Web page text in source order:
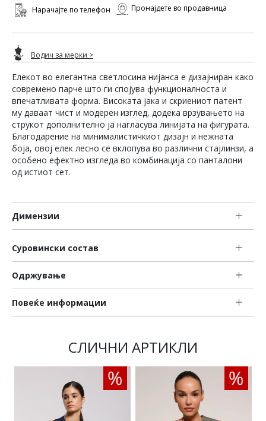
Елекот во елегантна светлосина нијанса е дизајниран како
современо парче што ги спојува функционалноста и
впечатливата форма. Високата јака и скриениот патент
му даваат чист и модерен изглед, додека врзувањето на
струкот дополнително ја нагласува линијата на фигурата.
Благодарение на минималистичкиот дизајн и нежната
боја, овој елек лесно се вклопува во различни стајлинзи, а
особено ефектно изгледа во комбинација со панталони
од истиот сет.
Димензии
Суровински состав
Одржување
Повеќе информации
Нарачајте по телефон Пронајдете во продавница
Водич за мерки >
СЛИЧНИ АРТИКЛИ